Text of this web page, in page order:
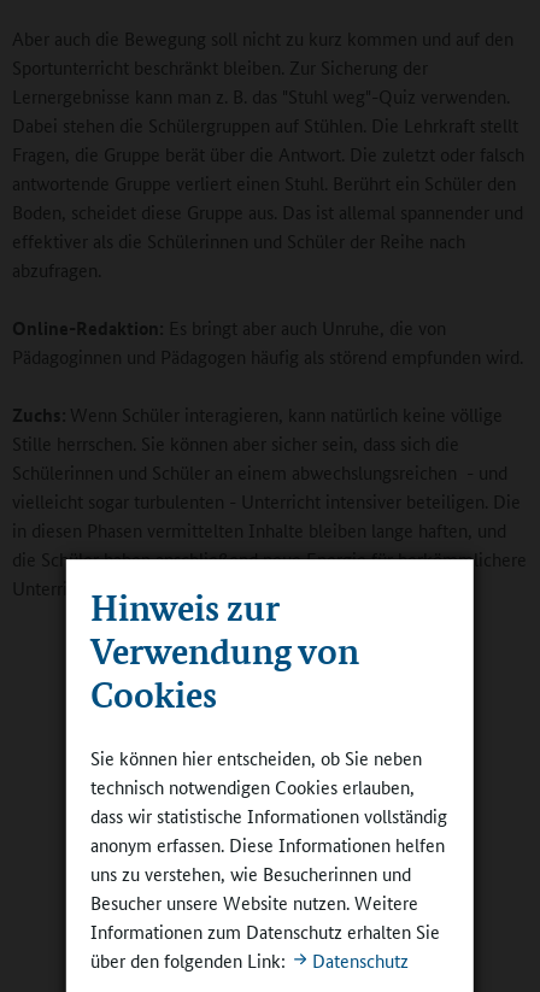
Hinweis zur
Verwendung von
Cookies
Sie können hier entscheiden, ob Sie neben
technisch notwendigen Cookies erlauben,
dass wir statistische Informationen vollständig
anonym erfassen. Diese Informationen helfen
uns zu verstehen, wie Besucherinnen und
Besucher unsere Website nutzen. Weitere
Informationen zum Datenschutz erhalten Sie
über den folgenden Link:
Datenschutz
Aber auch die Bewegung soll nicht zu kurz kommen und auf den
Sportunterricht beschränkt bleiben. Zur Sicherung der
Lernergebnisse kann man z. B. das "Stuhl weg"-Quiz verwenden.
Dabei stehen die Schülergruppen auf Stühlen. Die Lehrkraft stellt
Fragen, die Gruppe berät über die Antwort. Die zuletzt oder falsch
antwortende Gruppe verliert einen Stuhl. Berührt ein Schüler den
Boden, scheidet diese Gruppe aus. Das ist allemal spannender und
effektiver als die Schülerinnen und Schüler der Reihe nach
abzufragen.
Online-Redaktion: Es bringt aber auch Unruhe, die von
Pädagoginnen und Pädagogen häufig als störend empfunden wird.
Zuchs: Wenn Schüler interagieren, kann natürlich keine völlige
Stille herrschen. Sie können aber sicher sein, dass sich die
Schülerinnen und Schüler an einem abwechslungsreichen - und
vielleicht sogar turbulenten - Unterricht intensiver beteiligen. Die
in diesen Phasen vermittelten Inhalte bleiben lange haften, und
die Schüler haben anschließend neue Energie für herkömmlichere
Unterrichtsphasen.
Martin Zuchs in seinem Workshop auf der Fachtagung
in Garching
©Julia Thalhofer